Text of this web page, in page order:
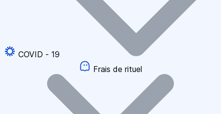
COVID - 19
Frais de rituel